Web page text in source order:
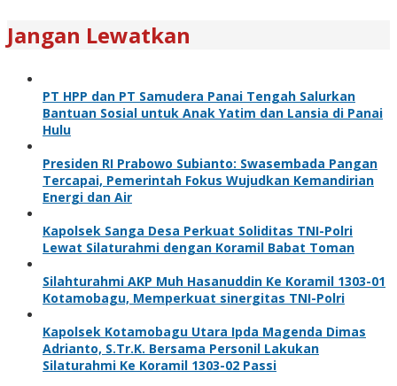
Jangan Lewatkan
PT HPP dan PT Samudera Panai Tengah Salurkan
Bantuan Sosial untuk Anak Yatim dan Lansia di Panai
Hulu
Presiden RI Prabowo Subianto: Swasembada Pangan
Tercapai, Pemerintah Fokus Wujudkan Kemandirian
Energi dan Air
Kapolsek Sanga Desa Perkuat Soliditas TNI-Polri
Lewat Silaturahmi dengan Koramil Babat Toman
Silahturahmi AKP Muh Hasanuddin Ke Koramil 1303-01
Kotamobagu, Memperkuat sinergitas TNI-Polri
Kapolsek Kotamobagu Utara Ipda Magenda Dimas
Adrianto, S.Tr.K. Bersama Personil Lakukan
Silaturahmi Ke Koramil 1303-02 Passi